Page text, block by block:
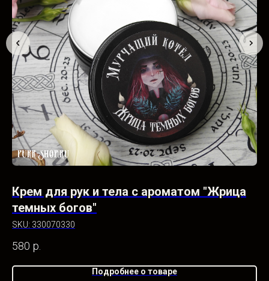
Крем для рук и тела с ароматом "Жрица
темных богов"
SKU: 330070330
580 р.
Подробнее о товаре